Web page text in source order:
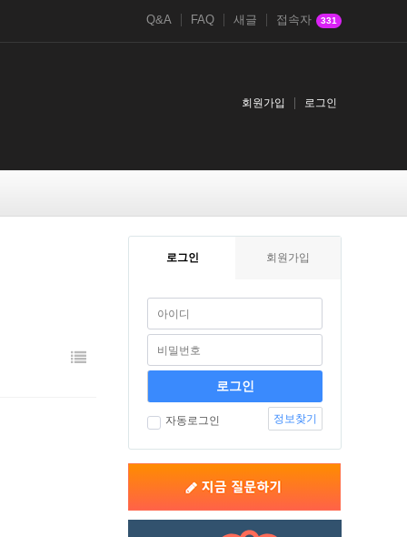
Q&A FAQ 새글 접속자 331
회원가입 로그인
로그인 회원가입
자동로그인 정보찾기